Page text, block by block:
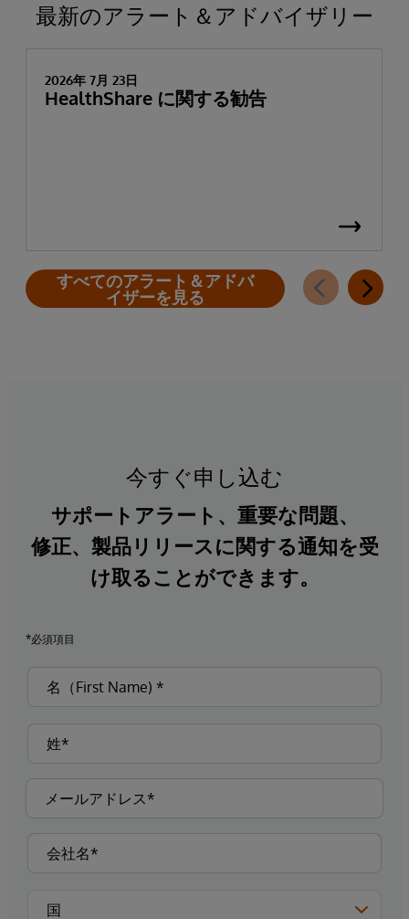
最新のアラート＆アドバイザリー
2026年 7月 23日
HealthShare に関する勧告
すべてのアラート＆アドバ
イザーを見る
今すぐ申し込む
サポートアラート、重要な問題、
修正、製品リリースに関する通知を受
け取ることができます。
*必須項目